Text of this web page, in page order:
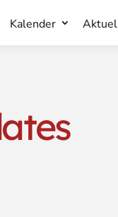
Kalender
Kalender